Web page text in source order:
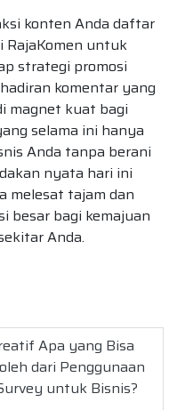
konten Anda daftar
RajaKomen untuk
strategi promosi
komentar yang
magnet kuat bagi
selama ini hanya
Anda tanpa berani
nyata hari ini
melesat tajam dan
besar bagi kemajuan
Anda.
Apa yang Bisa
dari Penggunaan
untuk Bisnis?